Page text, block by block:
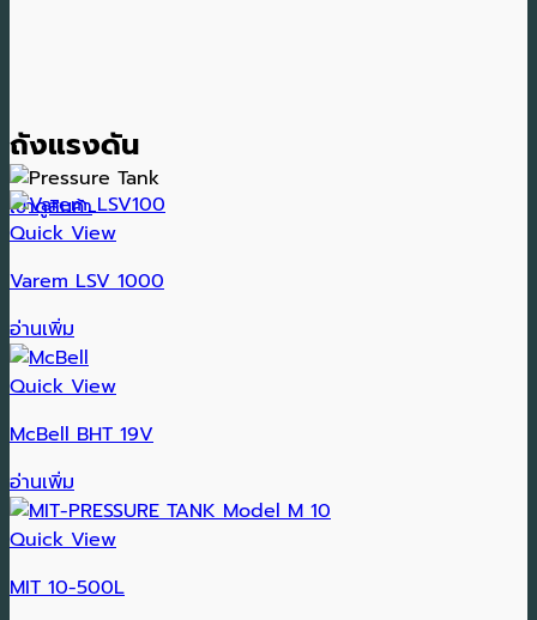
เข้าดูสินค้า
ถังแรงดัน
Quick View
Varem LSV 1000
อ่านเพิ่ม
Quick View
McBell BHT 19V
อ่านเพิ่ม
Quick View
MIT 10-500L